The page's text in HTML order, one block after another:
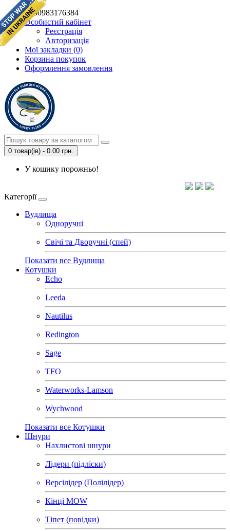
+380983176384
Особистий кабінет
Реєстрація
Авторизація
Мої закладки (0)
Корзина покупок
Оформлення замовлення
0 товар(ів) - 0.00 грн.
У кошику порожньо!
Категорії
Вудлища
Одноручні
Свічі та Дворучні (спей)
Показати все Вудлища
Котушки
Echo
Leeda
Nautilus
Redington
Sage
TFO
Waterworks-Lamson
Wychwood
Показати все Котушки
Шнури
Нахлистові шнури
Лідери (підліски)
Версілідер (Полілідер)
Кінці MOW
Тіпет (повідки)